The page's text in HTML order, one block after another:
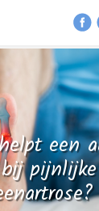
een